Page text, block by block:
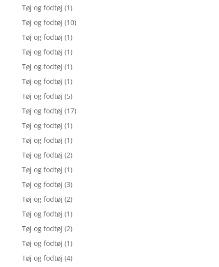
Tøj og fodtøj (1)
Tøj og fodtøj (10)
Tøj og fodtøj (1)
Tøj og fodtøj (1)
Tøj og fodtøj (1)
Tøj og fodtøj (1)
Tøj og fodtøj (5)
Tøj og fodtøj (17)
Tøj og fodtøj (1)
Tøj og fodtøj (1)
Tøj og fodtøj (2)
Tøj og fodtøj (1)
Tøj og fodtøj (3)
Tøj og fodtøj (2)
Tøj og fodtøj (1)
Tøj og fodtøj (2)
Tøj og fodtøj (1)
Tøj og fodtøj (4)